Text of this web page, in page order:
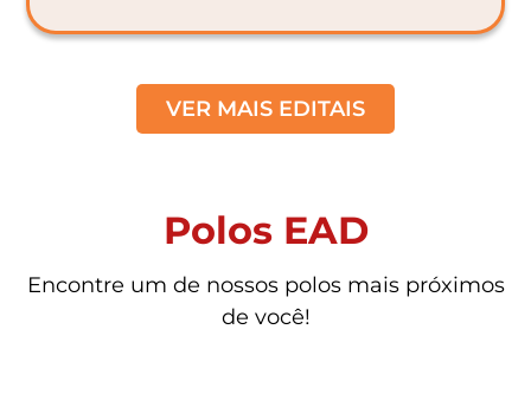
VER MAIS EDITAIS
Polos EAD
Encontre um de nossos polos mais próximos
de você!